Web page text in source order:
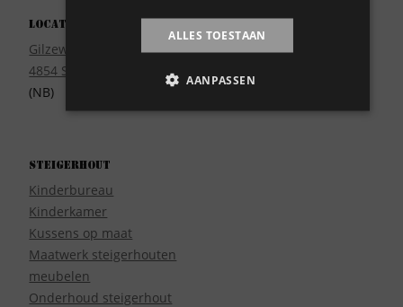
Locatie
Gilzeweg 17
4854 SE Bavel
(NB)
Wie zijn wij?
Steigerhout
Kinderbureau
Kinderkamer
Kussens op maat
Maatwerk steigerhouten
meubelen
Onderhoud steigerhout
ALLES TOESTAAN
AANPASSEN